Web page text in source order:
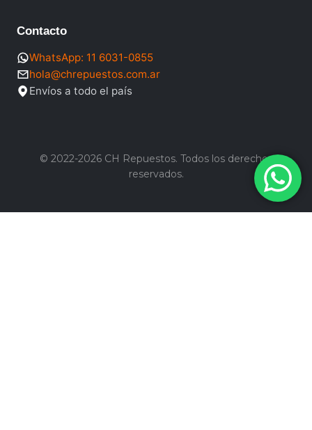
Contacto
WhatsApp: 11 6031-0855
hola@chrepuestos.com.ar
Envíos a todo el país
© 2022-2026 CH Repuestos. Todos los derechos
reservados.